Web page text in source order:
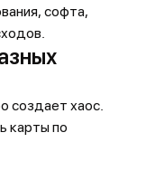
софта,
создает хаос.
карты по